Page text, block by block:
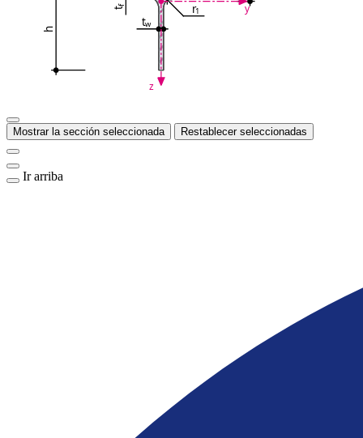
h
t
f
tw
r1 y
z
Mostrar la sección seleccionada Restablecer seleccionadas
Ir arriba